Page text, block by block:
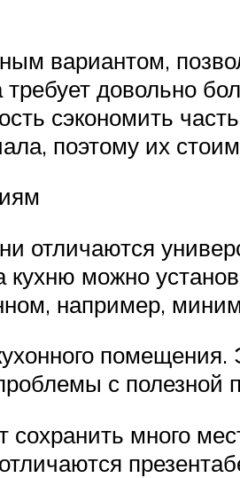
вариантом,
довольно
сэкономить
поэтому их
отличаются
кухню можно
например,
помещения.
с
много